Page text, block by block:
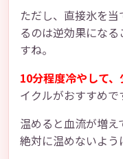
ただし、直接氷を
るのは逆効果にな
すね。
10分程度冷やして
イクルがおすすめで
温めると血流が増え
絶対に温めないよう